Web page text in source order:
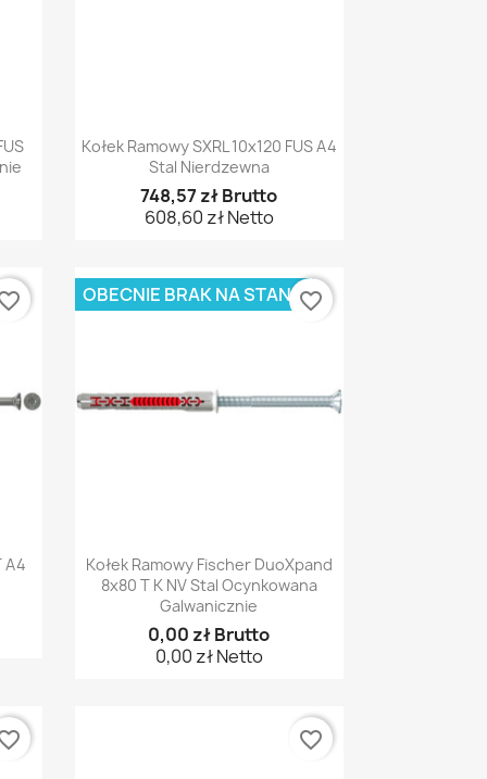
Szybki podgląd
Kołek Ramowy SXRL 10x120 FUS A4
Stal Nierdzewna
748,57 zł Brutto
608,60 zł Netto
A4
Szybki podgląd
Kołek Ramowy Fischer DuoXpand
8x80 T K NV Stal Ocynkowana
Galwanicznie
0,00 zł Brutto
0,00 zł Netto
OBECNIE BRAK NA STANIEfavorite_border
favorite_border